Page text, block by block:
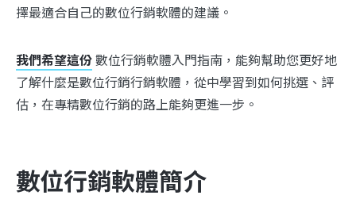
擇最適合自己的數位行銷軟體的建議。
我們希望這份數位行銷軟體入門指南，能夠幫助您更好地
了解什麼是數位行銷行銷軟體，從中學習到如何挑選、評
估，在專精數位行銷的路上能夠更進一步。
數位行銷軟體簡介